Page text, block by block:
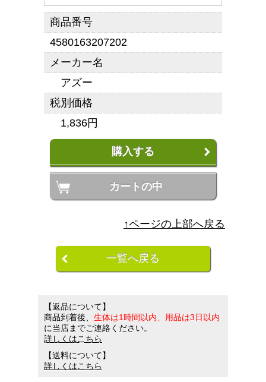
商品番号
4580163207202
メーカー名
アズー
税別価格
1,836円
購入する
カートの中
↑ページの上部へ戻る
一覧へ戻る
【返品について】
商品到着後、 生体は1時間以内、用品は3日以内
に当店までご連絡ください。
詳しくはこちら
【送料について】
詳しくはこちら